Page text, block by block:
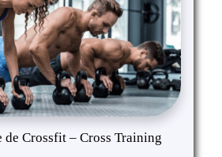
de Crossfit – Cross Training